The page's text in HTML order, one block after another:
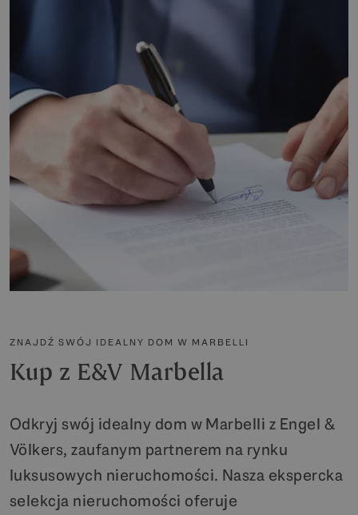
ZNAJDŹ SWÓJ IDEALNY DOM W MARBELLI
Kup z E&V Marbella
Odkryj swój idealny dom w Marbelli z Engel &
Völkers, zaufanym partnerem na rynku
luksusowych nieruchomości. Nasza ekspercka
selekcja nieruchomości oferuje